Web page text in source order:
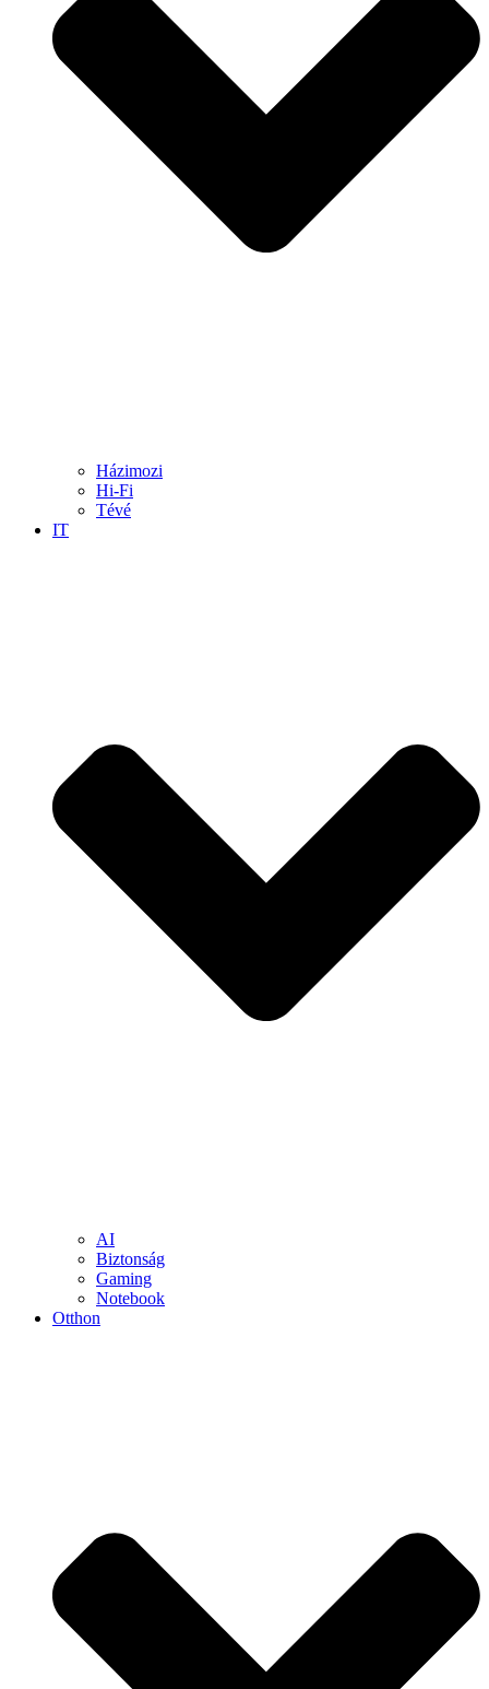
Házimozi
Hi-Fi
Tévé
IT
AI
Biztonság
Gaming
Notebook
Otthon